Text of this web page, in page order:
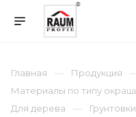
Главная
Продукция
Материалы по типу
Для дерева